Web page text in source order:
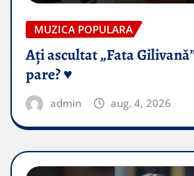
MUZICA POPULARA
Ați ascultat „Fata
pare? ♥️
admin aug. 4, 2026